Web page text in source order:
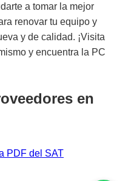
a tomar la mejor
renovar tu equipo y
y de calidad. ¡Visita
y encuentra la PC
en
PDF del SAT